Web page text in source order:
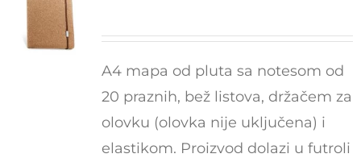
A4 mapa od pluta sa notesom od
20 praznih, bež listova, držačem za
olovku (olovka nije uključena) i
elastikom. Proizvod dolazi u futroli